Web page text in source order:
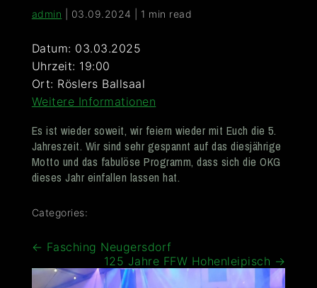
admin 03.09.2024 1 min read
Datum: 03.03.2025
Uhrzeit: 19:00
Ort: Röslers Ballsaal
Weitere Informationen
Es ist wieder soweit, wir feiern wieder mit Euch die 5.
Jahreszeit. Wir sind sehr gespannt auf das diesjährige
Motto und das fabulöse Programm, dass sich die OKG
dieses Jahr einfallen lassen hat.
Categories:
Beitragsnavigation
← Fasching Neugersdorf
125 Jahre FFW Hohenleipisch →